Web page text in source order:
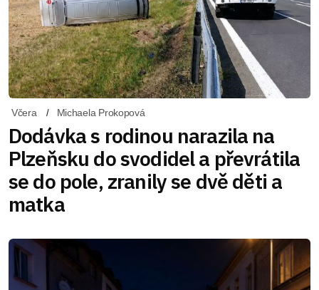
Včera Michaela Prokopová
Dodávka s rodinou narazila na
Plzeňsku do svodidel a převrátila
se do pole, zranily se dvě děti a
matka